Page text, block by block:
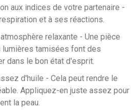
aux indices de votre partenaire -
et à ses réactions.
relaxante - Une pièce
lumières tamisées font des
dans le bon état d'esprit.
d'huile - Cela peut rendre le
Appliquez-en juste assez pour
la peau.